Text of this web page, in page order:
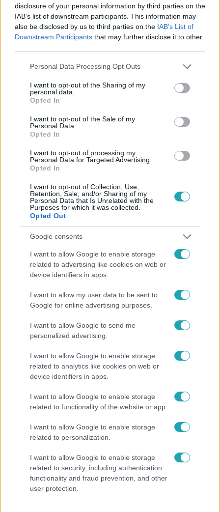
disclosure of your personal information by third parties on the
IAB’s list of downstream participants. This information may
also be disclosed by us to third parties on the IAB’s List of
Downstream Participants that may further disclose it to other
Please note that this website/app uses one or more Google
not limited to your visit or usage behaviour. You may click to
grant or deny consent to Google and its third-party tags to
use your data for below specified purposes in below Google
consent section.
Personal Data Processing Opt Outs
I want to opt-out of the Sharing of my
personal data.
Opted In
I want to opt-out of the Sale of my
Personal Data.
Opted In
I want to opt-out of processing my
Personal Data for Targeted Advertising.
Opted In
I want to opt-out of Collection, Use,
Retention, Sale, and/or Sharing of my
Personal Data that Is Unrelated with the
Purposes for which it was collected.
Opted Out
Google consents
I want to allow Google to enable storage
related to advertising like cookies on web or
device identifiers in apps.
I want to allow my user data to be sent to
Google for online advertising purposes.
I want to allow Google to send me
personalized advertising.
I want to allow Google to enable storage
related to analytics like cookies on web or
device identifiers in apps.
I want to allow Google to enable storage
related to functionality of the website or app.
I want to allow Google to enable storage
related to personalization.
I want to allow Google to enable storage
related to security, including authentication
functionality and fraud prevention, and other
user protection.
Követem
FÓKUSZ VIDEÓ ADÁSRÉSZLETEK BULVÁR
STAHL JUDIT
ANYA-LÁNYA KAPCSOLAT SZÍNDARAB
KÖZÖS MUNKA #GYEREKKOR #SZÍNHÁZ
GASZTRONÓMIA
Népszerű
Rubint Réka: A mai napig nem jött vissza a 100%-
os tüdőkapacitásom